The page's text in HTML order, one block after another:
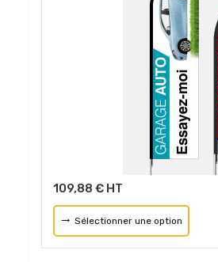
109,88 € HT
Sélectionner une option